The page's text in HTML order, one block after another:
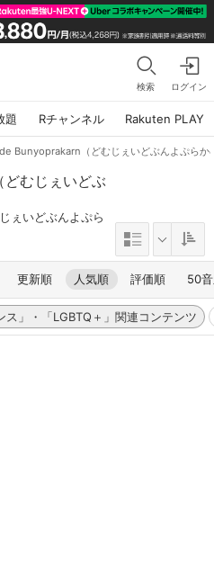
検索 ログイン
題 Rチャンネル Rakuten PLAY
Bunyoprakarn（どむじぇいどぶんよぷらか
むじぇいどぶ
ぇいどぶんよぷら
更新順 人気順 評価順 50
ス」・「LGBTQ＋」関連コンテンツ